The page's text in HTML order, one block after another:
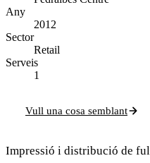
Any
2012
Sector
Retail
Serveis
1
Vull una cosa semblant
Impressió i distribució de